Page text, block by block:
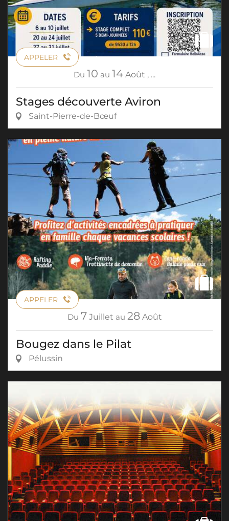
APPELER
Du 10 au 14 Août , ...
Stages découverte Aviron
Saint-Pierre-de-Bœuf
APPELER
Du 7 Juillet au 28 Août
Bougez dans le Pilat
Pélussin